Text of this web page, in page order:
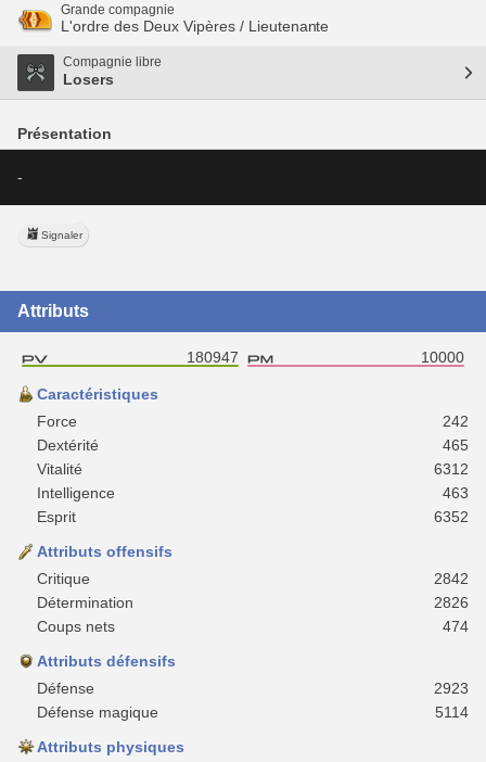
Grande compagnie
L'ordre des Deux Vipères / Lieutenante
Compagnie libre
Losers
Présentation
-
Signaler
Attributs
180947 10000
Caractéristiques
Force
242
Dextérité
465
Vitalité
6312
Intelligence
463
Esprit
6352
Attributs offensifs
Critique
2842
Détermination
2826
Coups nets
474
Attributs défensifs
Défense
2923
Défense magique
5114
Attributs physiques